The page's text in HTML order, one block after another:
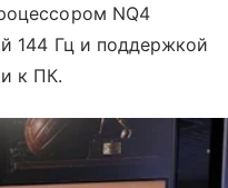
NQ4
144 Гц и поддержкой
к ПК.